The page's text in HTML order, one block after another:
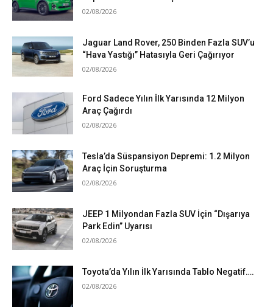
02/08/2026
Jaguar Land Rover, 250 Binden Fazla SUV’u
“Hava Yastığı” Hatasıyla Geri Çağırıyor
02/08/2026
Ford Sadece Yılın İlk Yarısında 12 Milyon
Araç Çağırdı
02/08/2026
Tesla’da Süspansiyon Depremi: 1.2 Milyon
Araç İçin Soruşturma
02/08/2026
JEEP 1 Milyondan Fazla SUV İçin “Dışarıya
Park Edin” Uyarısı
02/08/2026
Toyota’da Yılın İlk Yarısında Tablo Negatif….
02/08/2026